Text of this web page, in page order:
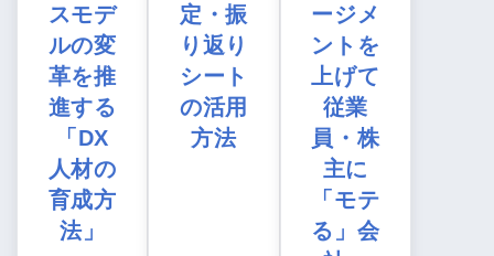
スモデ
ルの変
革を推
進する
「DX
人材の
育成方
法」
定・振
り返り
シート
の活用
方法
ージメ
ントを
上げて
従業
員・株
主に
「モテ
る」会